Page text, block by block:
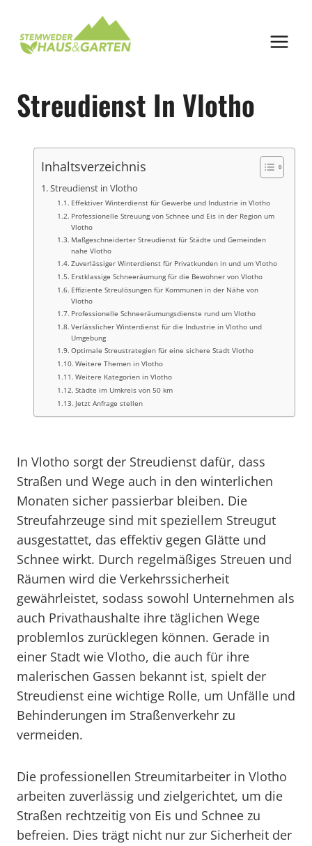
springen
Streudienst In Vlotho
Inhaltsverzeichnis
Streudienst in Vlotho
Effektiver Winterdienst für Gewerbe und Industrie in Vlotho
Professionelle Streuung von Schnee und Eis in der Region um
Vlotho
Maßgeschneiderter Streudienst für Städte und Gemeinden
nahe Vlotho
Zuverlässiger Winterdienst für Privatkunden in und um Vlotho
Erstklassige Schneeräumung für die Bewohner von Vlotho
Effiziente Streulösungen für Kommunen in der Nähe von
Vlotho
Professionelle Schneeräumungsdienste rund um Vlotho
Verlässlicher Winterdienst für die Industrie in Vlotho und
Umgebung
Optimale Streustrategien für eine sichere Stadt Vlotho
Weitere Themen in Vlotho
Weitere Kategorien in Vlotho
Städte im Umkreis von 50 km
Jetzt Anfrage stellen
In Vlotho sorgt der Streudienst dafür, dass
Straßen und Wege auch in den winterlichen
Monaten sicher passierbar bleiben. Die
Streufahrzeuge sind mit speziellem Streugut
ausgestattet, das effektiv gegen Glätte und
Schnee wirkt. Durch regelmäßiges Streuen und
Räumen wird die Verkehrssicherheit
gewährleistet, sodass sowohl Unternehmen als
auch Privathaushalte ihre täglichen Wege
problemlos zurücklegen können. Gerade in
einer Stadt wie Vlotho, die auch für ihre
malerischen Gassen bekannt ist, spielt der
Streudienst eine wichtige Rolle, um Unfälle und
Behinderungen im Straßenverkehr zu
vermeiden.
Die professionellen Streumitarbeiter in Vlotho
arbeiten zuverlässig und zielgerichtet, um die
Straßen rechtzeitig von Eis und Schnee zu
befreien. Dies trägt nicht nur zur Sicherheit der